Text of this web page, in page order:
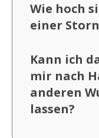
Wie hoch
einer
Kann ich
mir nach
anderen
lassen?